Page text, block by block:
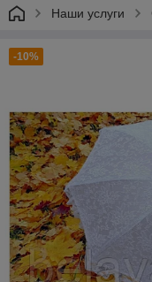
Наши услуги
-10%